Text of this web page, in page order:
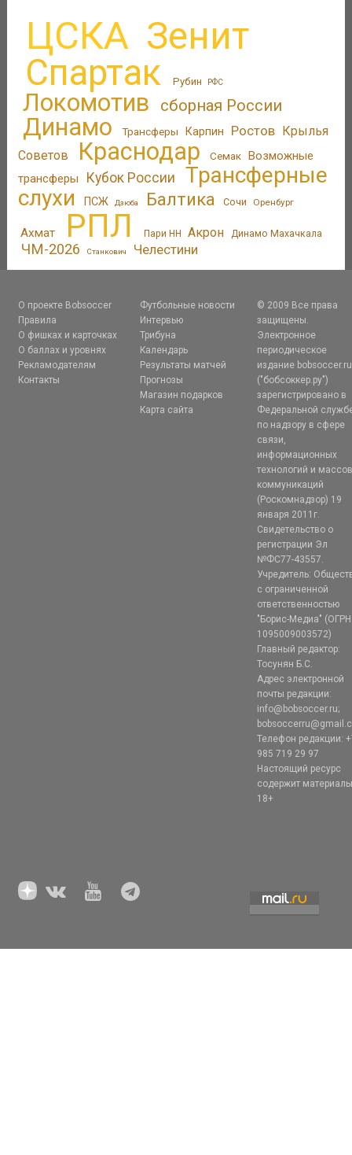
ЦСКА Зенит
Спартак Рубин РФС
Локомотив сборная России
Динамо Трансферы Карпин Ростов Крылья
Советов
Краснодар Семак Возможные
трансферы
Кубок России
Трансферные
слухи
ПСЖ Дзюба Балтика Сочи Оренбург
Ахмат РПЛ Пари НН Акрон Динамо Махачкала
ЧМ-2026 Станкович Челестини
О проекте Bobsoccer
Правила
О фишках и карточках
О баллах и уровнях
Рекламодателям
Контакты
Футбольные новости
Интервью
Трибуна
Календарь
Результаты матчей
Прогнозы
Магазин подарков
Карта сайта
© 2009 Все права
защищены.
Электронное
периодическое
издание bobsoccer.ru
("бобсоккер.ру")
зарегистрировано в
Федеральной
по надзору в сфере
связи,
информационных
технологий и
коммуникаций
(Роскомнадзор) 19
января 2011г.
Свидетельство о
регистрации Эл
№ФС77-43557.
Учредитель:
с ограниченной
ответственностью
"Борис-Медиа" (ОГРН
1095009003572)
Главный редактор:
Тосунян Б.С.
Адрес электронной
почты редакции:
info@bobsoccer.ru;
Телефон редакции:
985 719 29 97
Настоящий ресурс
содержит
18+